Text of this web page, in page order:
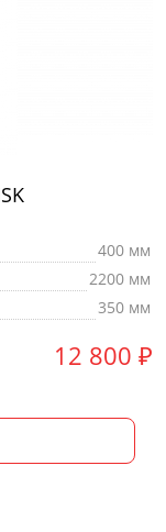
400 мм
2200 мм
350 мм
12 800 ₽